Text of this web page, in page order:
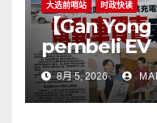
大选前哨站 时政快读
【Gan
pembeli
stesen
langkah
perlu
8月 5, 2026